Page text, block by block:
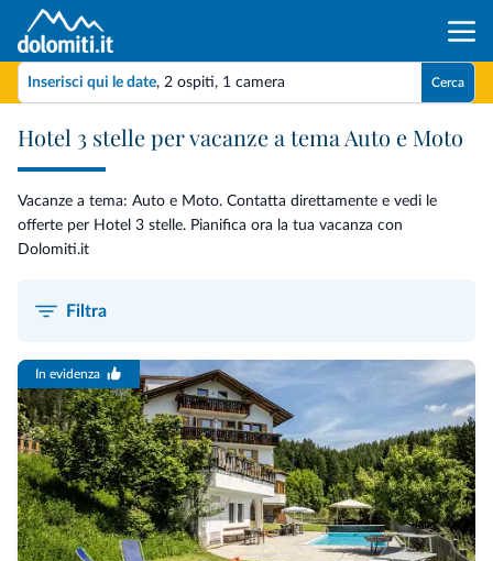
Inserisci qui le date, 2 ospiti, 1 camera Cerca
Hotel 3 stelle per vacanze a tema Auto e Moto
Vacanze a tema: Auto e Moto. Contatta direttamente e vedi le
offerte per Hotel 3 stelle. Pianifica ora la tua vacanza con
Dolomiti.it
Filtra
In evidenza